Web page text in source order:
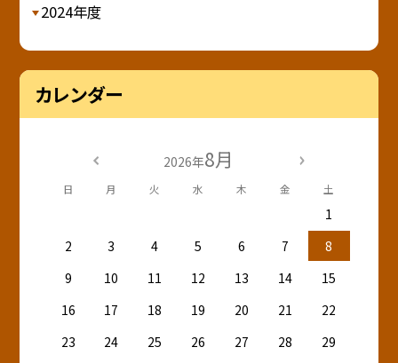
2024年度
カレンダー
2026年8月
日 月 火 水 木 金 土
1
2
3 4 5 6 7
8
9
10 11 12 13 14
15
16
17 18 19 20 21
22
23
24 25 26 27 28
29